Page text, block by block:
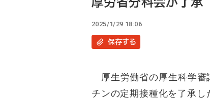
2025/1/29 18:06
保存する
厚生労働省の厚生科学審
チンの定期接種化を了承